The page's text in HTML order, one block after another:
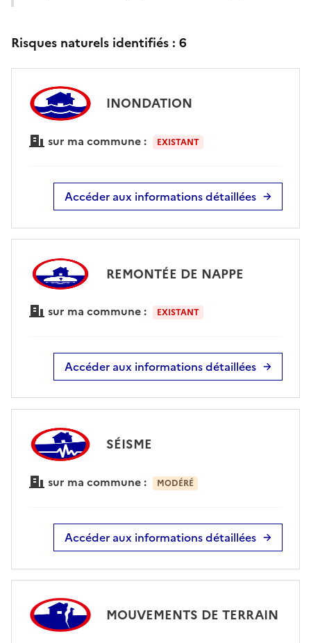
Risques naturels identifiés : 6
INONDATION
sur ma commune : EXISTANT
Accéder aux informations détaillées
REMONTÉE DE NAPPE
sur ma commune : EXISTANT
Accéder aux informations détaillées
SÉISME
sur ma commune : MODÉRÉ
Accéder aux informations détaillées
MOUVEMENTS DE TERRAIN